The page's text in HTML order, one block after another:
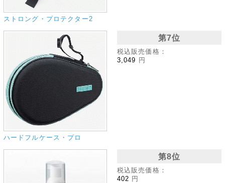
ストロング・プロテクター2
第7位
税込販売価格：
3,049 円
ハードフルケース・プロ
第8位
税込販売価格：
402 円